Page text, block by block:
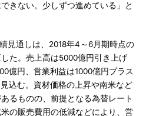
きない。少しずつ進めている」と
見通しは、2018年4～6月期時点の
た。売上高は5000億円引き上げ
億円、営業利益は1000億円プラス
込む。資材価格の上昇や南米など
るものの、前提となる為替レート
の販売費用の低減などにより、営